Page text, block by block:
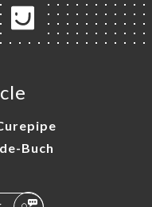
Buch